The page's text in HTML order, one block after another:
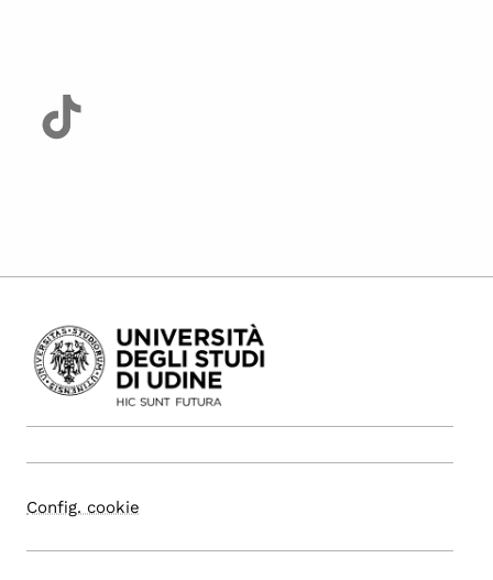
Config. cookie